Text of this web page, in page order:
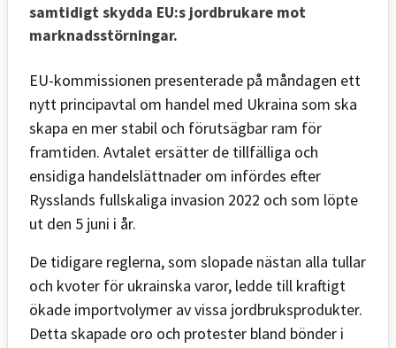
samtidigt skydda EU:s jordbrukare mot
marknadsstörningar.
EU-kommissionen presenterade på måndagen ett
nytt principavtal om handel med Ukraina som ska
skapa en mer stabil och förutsägbar ram för
framtiden. Avtalet ersätter de tillfälliga och
ensidiga handelslättnader om infördes efter
Rysslands fullskaliga invasion 2022 och som löpte
ut den 5 juni i år.
De tidigare reglerna, som slopade nästan alla tullar
och kvoter för ukrainska varor, ledde till kraftigt
ökade importvolymer av vissa jordbruksprodukter.
Detta skapade oro och protester bland bönder i